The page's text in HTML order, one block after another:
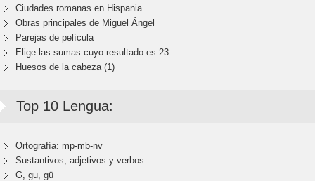
Ciudades romanas en Hispania
Obras principales de Miguel Ángel
Parejas de película
Elige las sumas cuyo resultado es 23
Huesos de la cabeza (1)
Top 10 Lengua:
Ortografía: mp-mb-nv
Sustantivos, adjetivos y verbos
G, gu, gü